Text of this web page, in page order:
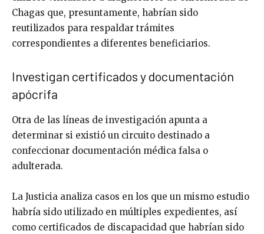
Chagas que, presuntamente, habrían sido
reutilizados para respaldar trámites
correspondientes a diferentes beneficiarios.
Investigan certificados y documentación
apócrifa
Otra de las líneas de investigación apunta a
determinar si existió un circuito destinado a
confeccionar documentación médica falsa o
adulterada.
La Justicia analiza casos en los que un mismo estudio
habría sido utilizado en múltiples expedientes, así
como certificados de discapacidad que habrían sido